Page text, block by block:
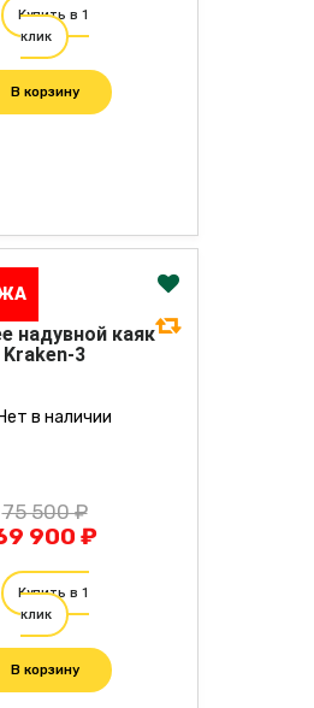
Купить в 1
клик
В корзину
надувной каяк
Kraken-3
в наличии
75 500 ₽
900 ₽
Купить в 1
клик
В корзину